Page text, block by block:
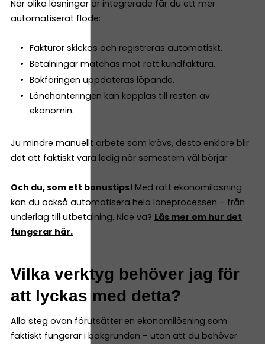
När olika lösningar är integrerade får du ett mer
automatiserat flöde:
Fakturor skickas och registreras automatiskt.
Betalningar matchas mot rätt kundfaktura.
Bokföringen uppdateras löpande.
Lönehanteringen kan kopplas till resten av
ekonomin.
Ju mindre manuellt arbete som krävs, desto enklare blir
det att faktiskt vara ledig när semestern väl börjar.
Och du, som ett bonustips! Med rätt ekonomilösning
kan du också automatisera hela löneprocessen – från
underlag till utbetalning. Nice va? Läs mer om hur det
fungerar här.
Vilka verktyg behöver jag för
att lyckas med detta?
Alla steg ovan förutsätter en ekonomilösning som
faktiskt fungerar i bakgrunden – utan att du behöver